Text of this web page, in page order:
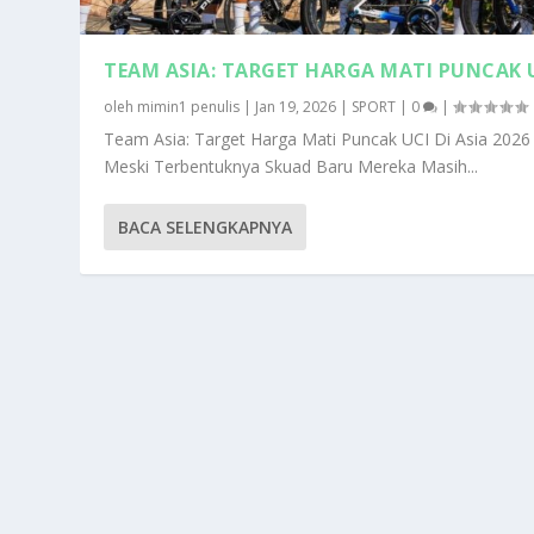
TEAM ASIA: TARGET HARGA MATI PUNCAK
oleh mimin1 penulis | Jan 19, 2026 | SPORT | 0 |
Team Asia: Target Harga Mati Puncak UCI Di Asia 2026
Meski Terbentuknya Skuad Baru Mereka Masih...
BACA SELENGKAPNYA